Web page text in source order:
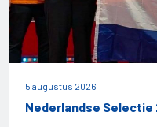
5 augustus 2026
Nederlandse Selectie